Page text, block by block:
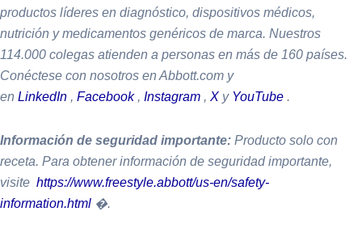
productos líderes en diagnóstico, dispositivos médicos,
nutrición y medicamentos genéricos de marca. Nuestros
114.000 colegas atienden a personas en más de 160 países.
Conéctese con nosotros en Abbott.com y
en LinkedIn , Facebook, Instagram , X y YouTube .
Información de seguridad importante: Producto solo con
receta. Para obtener información de seguridad importante,
visite https://www.freestyle.abbott/us-en/safety-
information.html �.